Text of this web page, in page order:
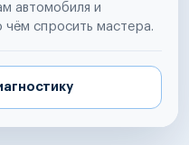
автомобиля и
чём спросить мастера.